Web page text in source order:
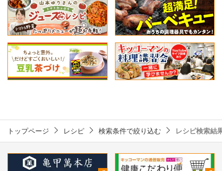
トップページ レシピ 検索条件で絞り込む レシピ検索結